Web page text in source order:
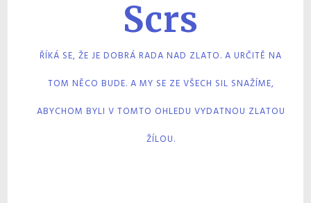
Scrs
ŘÍKÁ SE, ŽE JE DOBRÁ RADA NAD ZLATO. A URČITĚ NA
TOM NĚCO BUDE. A MY SE ZE VŠECH SIL SNAŽÍME,
ABYCHOM BYLI V TOMTO OHLEDU VYDATNOU ZLATOU
ŽÍLOU.